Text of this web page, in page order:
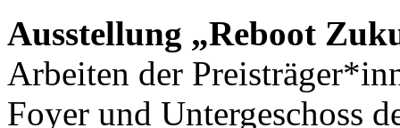
Ausstellung „Reboot
Arbeiten der
Foyer und Untergeschoss